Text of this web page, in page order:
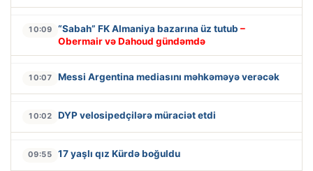
10:09 “Sabah” FK Almaniya bazarına üz tutub –
Obermair və Dahoud gündəmdə
10:07 Messi Argentina mediasını məhkəməyə verəcək
10:02 DYP velosipedçilərə müraciət etdi
09:55 17 yaşlı qız Kürdə boğuldu